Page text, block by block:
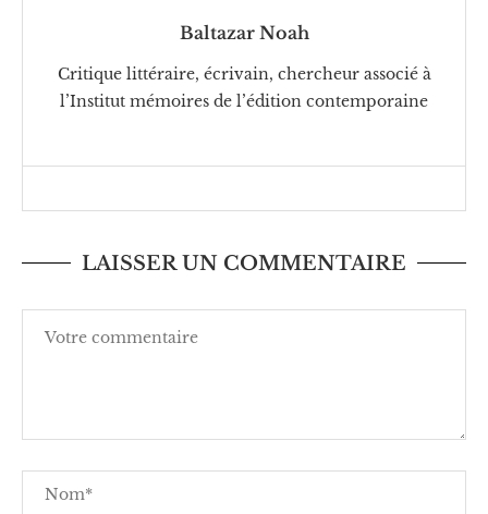
Baltazar Noah
Critique littéraire, écrivain, chercheur associé à
l’Institut mémoires de l’édition contemporaine
LAISSER UN COMMENTAIRE